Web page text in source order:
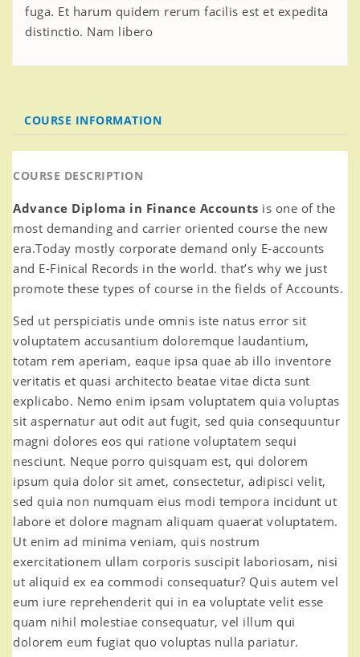
fuga. Et harum quidem rerum facilis est et expedita
distinctio. Nam libero
COURSE INFORMATION
COURSE DESCRIPTION
Advance Diploma in Finance Accounts is one of the
most demanding and carrier oriented course the new
era.Today mostly corporate demand only E-accounts
and E-Finical Records in the world. that’s why we just
promote these types of course in the fields of Accounts.
Sed ut perspiciatis unde omnis iste natus error sit
voluptatem accusantium doloremque laudantium,
totam rem aperiam, eaque ipsa quae ab illo inventore
veritatis et quasi architecto beatae vitae dicta sunt
explicabo. Nemo enim ipsam voluptatem quia voluptas
sit aspernatur aut odit aut fugit, sed quia consequuntur
magni dolores eos qui ratione voluptatem sequi
nesciunt. Neque porro quisquam est, qui dolorem
ipsum quia dolor sit amet, consectetur, adipisci velit,
sed quia non numquam eius modi tempora incidunt ut
labore et dolore magnam aliquam quaerat voluptatem.
Ut enim ad minima veniam, quis nostrum
exercitationem ullam corporis suscipit laboriosam, nisi
ut aliquid ex ea commodi consequatur? Quis autem vel
eum iure reprehenderit qui in ea voluptate velit esse
quam nihil molestiae consequatur, vel illum qui
dolorem eum fugiat quo voluptas nulla pariatur.